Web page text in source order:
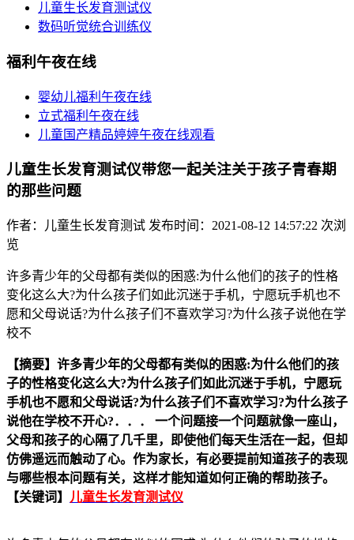
儿童生长发育测试仪
数码听觉统合训练仪
福利午夜在线
婴幼儿福利午夜在线
立式福利午夜在线
儿童国产精品婷婷午夜在线观看
儿童生长发育测试仪带您一起关注关于孩子青春期
的那些问题
作者：儿童生长发育测试 发布时间：2021-08-12 14:57:22 次浏
览
许多青少年的父母都有类似的困惑:为什么他们的孩子的性格
变化这么大?为什么孩子们如此沉迷于手机，宁愿玩手机也不
愿和父母说话?为什么孩子们不喜欢学习?为什么孩子说他在学
校不
【摘要】 许多青少年的父母都有类似的困惑:为什么他们的孩
子的性格变化这么大?为什么孩子们如此沉迷于手机，宁愿玩
手机也不愿和父母说话?为什么孩子们不喜欢学习?为什么孩子
说他在学校不开心?．．． 一个问题接一个问题就像一座山，
父母和孩子的心隔了几千里，即使他们每天生活在一起，但却
仿佛遥远而触动了心。作为家长，有必要提前知道孩子的表现
与哪些根本问题有关，这样才能知道如何正确的帮助孩子。
【关键词】
儿童生长发育测试仪